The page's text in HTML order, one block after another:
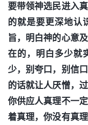
要带领神选民进入
的就是要更深地认
旨，明白神的心意
在的，明白多少就
少，别夸口，别信
的话就让人厌憎，
你供应人真理不一
着真理，你没有真